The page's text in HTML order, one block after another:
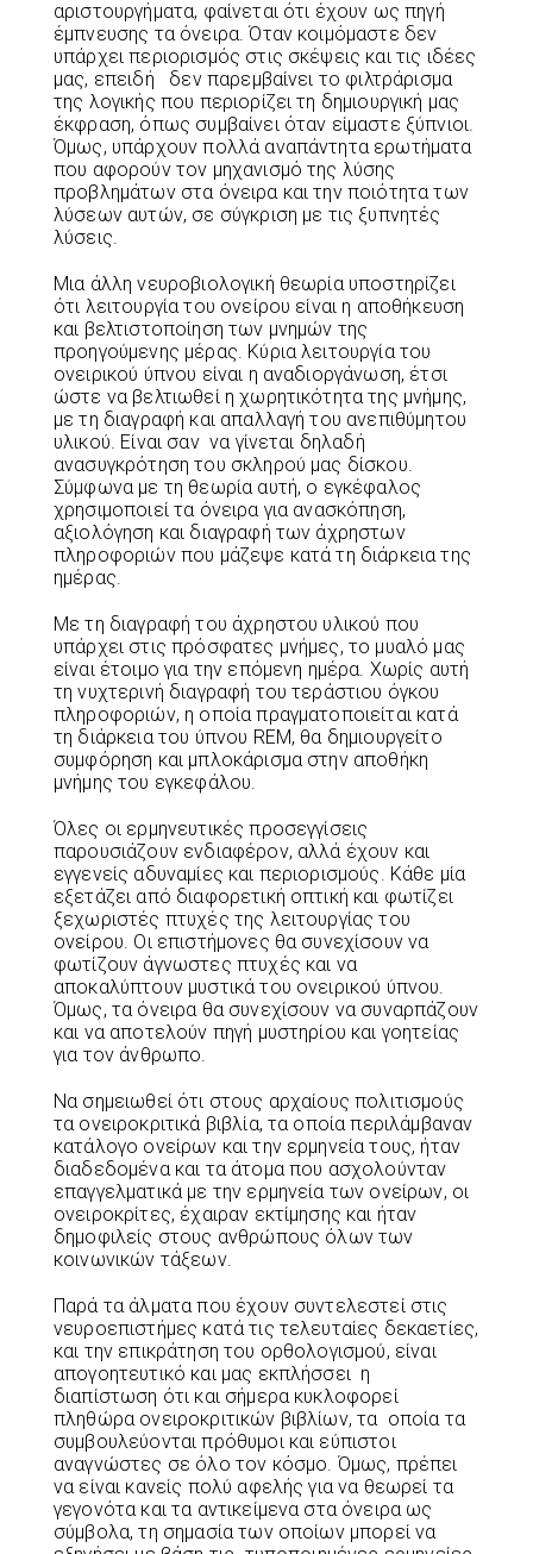
αριστουργήματα, φαίνεται ότι έχουν ως πηγή
έμπνευσης τα όνειρα. Όταν κοιμόμαστε δεν
υπάρχει περιορισμός στις σκέψεις και τις ιδέες
μας, επειδή δεν παρεμβαίνει το φιλτράρισμα
της λογικής που περιορίζει τη δημιουργική μας
έκφραση, όπως συμβαίνει όταν είμαστε ξύπνιοι.
Όμως, υπάρχουν πολλά αναπάντητα ερωτήματα
που αφορούν τον μηχανισμό της λύσης
προβλημάτων στα όνειρα και την ποιότητα των
λύσεων αυτών, σε σύγκριση με τις ξυπνητές
λύσεις.
Μια άλλη νευροβιολογική θεωρία υποστηρίζει
ότι λειτουργία του ονείρου είναι η αποθήκευση
και βελτιστοποίηση των μνημών της
προηγούμενης μέρας. Κύρια λειτουργία του
ονειρικού ύπνου είναι η αναδιοργάνωση, έτσι
ώστε να βελτιωθεί η χωρητικότητα της μνήμης,
με τη διαγραφή και απαλλαγή του ανεπιθύμητου
υλικού. Είναι σαν να γίνεται δηλαδή
ανασυγκρότηση του σκληρού μας δίσκου.
Σύμφωνα με τη θεωρία αυτή, ο εγκέφαλος
χρησιμοποιεί τα όνειρα για ανασκόπηση,
αξιολόγηση και διαγραφή των άχρηστων
πληροφοριών που μάζεψε κατά τη διάρκεια της
ημέρας.
Με τη διαγραφή του άχρηστου υλικού που
υπάρχει στις πρόσφατες μνήμες, το μυαλό μας
είναι έτοιμο για την επόμενη ημέρα. Χωρίς αυτή
τη νυχτερινή διαγραφή του τεράστιου όγκου
πληροφοριών, η οποία πραγματοποιείται κατά
τη διάρκεια του ύπνου REM, θα δημιουργείτο
συμφόρηση και μπλοκάρισμα στην αποθήκη
μνήμης του εγκεφάλου.
Όλες οι ερμηνευτικές προσεγγίσεις
παρουσιάζουν ενδιαφέρον, αλλά έχουν και
εγγενείς αδυναμίες και περιορισμούς. Κάθε μία
εξετάζει από διαφορετική οπτική και φωτίζει
ξεχωριστές πτυχές της λειτουργίας του
ονείρου. Οι επιστήμονες θα συνεχίσουν να
φωτίζουν άγνωστες πτυχές και να
αποκαλύπτουν μυστικά του ονειρικού ύπνου.
Όμως, τα όνειρα θα συνεχίσουν να συναρπάζουν
και να αποτελούν πηγή μυστηρίου και γοητείας
για τον άνθρωπο.
Να σημειωθεί ότι στους αρχαίους πολιτισμούς
τα ονειροκριτικά βιβλία, τα οποία περιλάμβαναν
κατάλογο ονείρων και την ερμηνεία τους, ήταν
διαδεδομένα και τα άτομα που ασχολούνταν
επαγγελματικά με την ερμηνεία των ονείρων, οι
ονειροκρίτες, έχαιραν εκτίμησης και ήταν
δημοφιλείς στους ανθρώπους όλων των
κοινωνικών τάξεων.
Παρά τα άλματα που έχουν συντελεστεί στις
νευροεπιστήμες κατά τις τελευταίες δεκαετίες,
και την επικράτηση του ορθολογισμού, είναι
απογοητευτικό και μας εκπλήσσει η
διαπίστωση ότι και σήμερα κυκλοφορεί
πληθώρα ονειροκριτικών βιβλίων, τα οποία τα
συμβουλεύονται πρόθυμοι και εύπιστοι
αναγνώστες σε όλο τον κόσμο. Όμως, πρέπει
να είναι κανείς πολύ αφελής για να θεωρεί τα
γεγονότα και τα αντικείμενα στα όνειρα ως
σύμβολα, τη σημασία των οποίων μπορεί να